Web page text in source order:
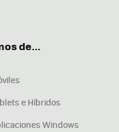
de...
e Híbridos
Windows